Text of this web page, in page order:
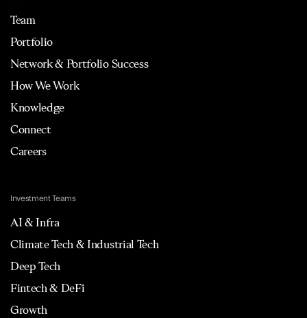
Team
Portfolio
Network & Portfolio Success
How We Work
Knowledge
Connect
Careers
Investment Teams
AI & Infra
Climate Tech & Industrial Tech
Deep Tech
Fintech & DeFi
Growth